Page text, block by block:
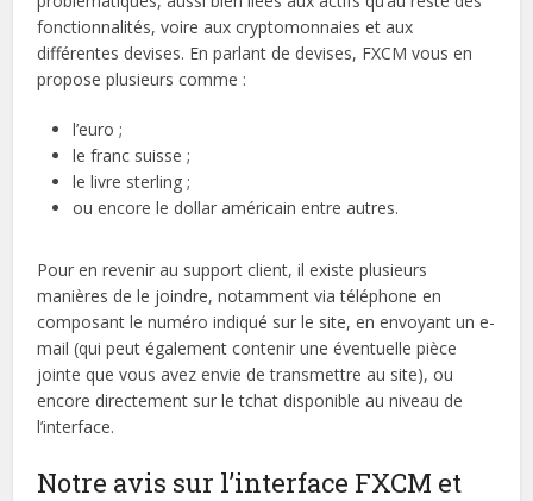
fonctionnalités, voire aux cryptomonnaies et aux
différentes devises. En parlant de devises, FXCM vous en
propose plusieurs comme :
l’euro ;
le franc suisse ;
le livre sterling ;
ou encore le dollar américain entre autres.
Pour en revenir au support client, il existe plusieurs
manières de le joindre, notamment via téléphone en
composant le numéro indiqué sur le site, en envoyant un e-
mail (qui peut également contenir une éventuelle pièce
jointe que vous avez envie de transmettre au site), ou
encore directement sur le tchat disponible au niveau de
l’interface.
Notre avis sur l’interface FXCM et